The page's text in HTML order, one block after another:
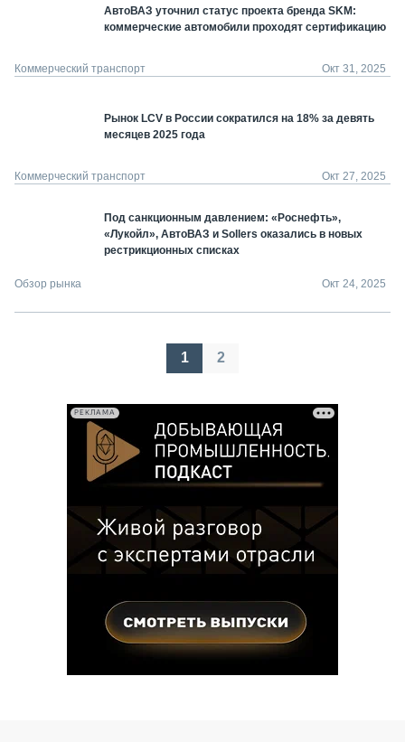
АвтоВАЗ уточнил статус проекта бренда SKM:
коммерческие автомобили проходят сертификацию
Коммерческий транспорт Окт 31, 2025
Рынок LCV в России сократился на 18% за девять
месяцев 2025 года
Коммерческий транспорт Окт 27, 2025
Под санкционным давлением: «Роснефть»,
«Лукойл», АвтоВАЗ и Sollers оказались в новых
рестрикционных списках
Обзор рынка Окт 24, 2025
Пагинация
1 2
РЕКЛАМА